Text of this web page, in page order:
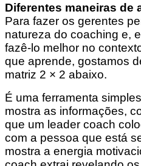
Diferentes maneiras de
Para fazer os gerentes
natureza do coaching e,
fazê-lo melhor no
que aprende, gostamos
matriz 2 × 2 abaixo.
É uma ferramenta
mostra as informações,
que um leader coach
com a pessoa que está
mostra a energia